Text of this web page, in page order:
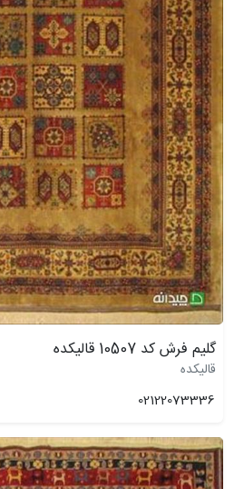
گلیم فرش کد 10507 قالیکده
قالیکده
02122073336